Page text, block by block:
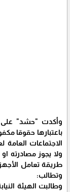
وأكدت "حشد" على
باعتبارها حقوقا
ولا يجوز مصادرته
طريقة تعامل
وتطالب:
وطالبت الهيئة